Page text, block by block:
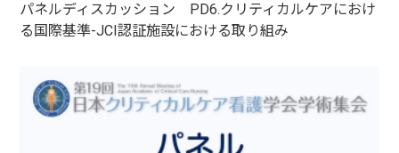
パネルディスカッション PD6.クリティカルケアにおけ
る国際基準-JCI認証施設における取り組み